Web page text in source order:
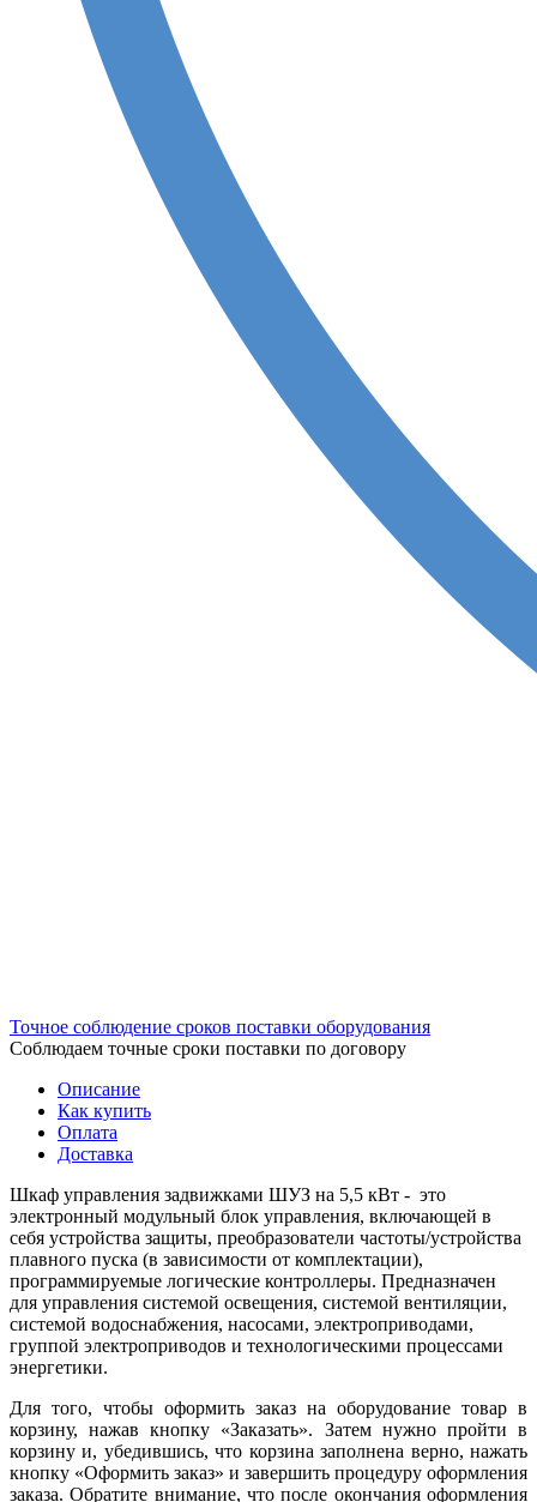
Точное соблюдение сроков поставки оборудования
Соблюдаем точные сроки поставки по договору
Описание
Как купить
Оплата
Доставка
Шкаф управления задвижками ШУЗ на 5,5 кВт - это
электронный модульный блок управления, включающей в
себя устройства защиты, преобразователи частоты/устройства
плавного пуска (в зависимости от комплектации),
программируемые логические контроллеры. Предназначен
для управления системой освещения, системой вентиляции,
системой водоснабжения, насосами, электроприводами,
группой электроприводов и технологическими процессами
энергетики.
Для того, чтобы оформить заказ на оборудование товар в
корзину, нажав кнопку «Заказать». Затем нужно пройти в
корзину и, убедившись, что корзина заполнена верно, нажать
кнопку «Оформить заказ» и завершить процедуру оформления
заказа. Обратите внимание, что после окончания оформления